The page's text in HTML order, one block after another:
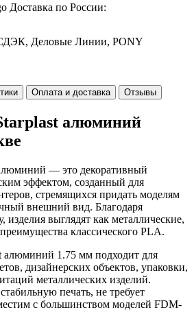
Доставка по России:
Деловые Линии, PONY
Оплата и доставка Отзывы
алюминий
— это декоративный
эффектом, созданный для
стремящихся придать моделям
внешний вид. Благодаря
выглядят как металлические,
классического PLA.
алюминий 1.75 мм подходит для
дизайнерских объектов, упаковки,
металлических изделий.
печать, не требует
с большинством моделей FDM-